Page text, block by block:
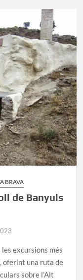
BRAVA
de Banyuls
les excursions més
oferint una ruta de
sobre l’Alt